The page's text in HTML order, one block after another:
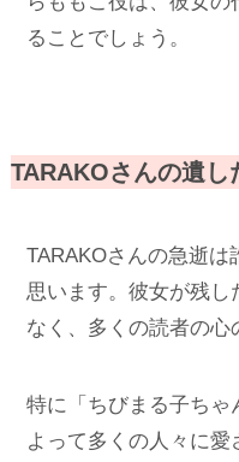
ることでしょう。
TARAKOさんの遺し
TARAKOさんの急逝は
思います。彼女が残し
なく、多くの読者の心
特に「ちびまる子ちゃ
よって多くの人々に